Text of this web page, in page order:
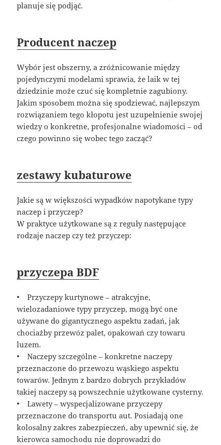
planuje się podjąć.
Producent naczep
Wybór jest obszerny, a zróżnicowanie między
pojedynczymi modelami sprawia, że laik w tej
dziedzinie może czuć się kompletnie zagubiony.
Jakim sposobem można się spodziewać, najlepszym
rozwiązaniem tego kłopotu jest uzupełnienie swojej
wiedzy o konkretne, profesjonalne wiadomości – od
czego powinno się wobec tego zacząć?
zestawy kubaturowe
Jakie są w większości wypadków napotykane typy
naczep i przyczep?
W praktyce użytkowane są z reguły następujące
rodzaje naczep czy też przyczep:
przyczepa BDF
• Przyczepy kurtynowe – atrakcyjne,
wielozadaniowe typy przyczep, mogą być one
używane do gigantycznego aspektu zadań, jak
chociażby przewóz palet, opakowań czy towaru
luzem.
• Naczepy szczególne – konkretne naczepy
przeznaczone do przewozu wąskiego aspektu
towarów. Jednym z bardzo dobrych przykładów
takiej naczepy są powszechnie użytkowane cysterny.
• Lawety – wyspecjalizowane przyczepy
przeznaczone do transportu aut. Posiadają one
kolosalny zakres zabezpieczeń, aby upewnić się, że
kierowca samochodu nie doprowadzi do